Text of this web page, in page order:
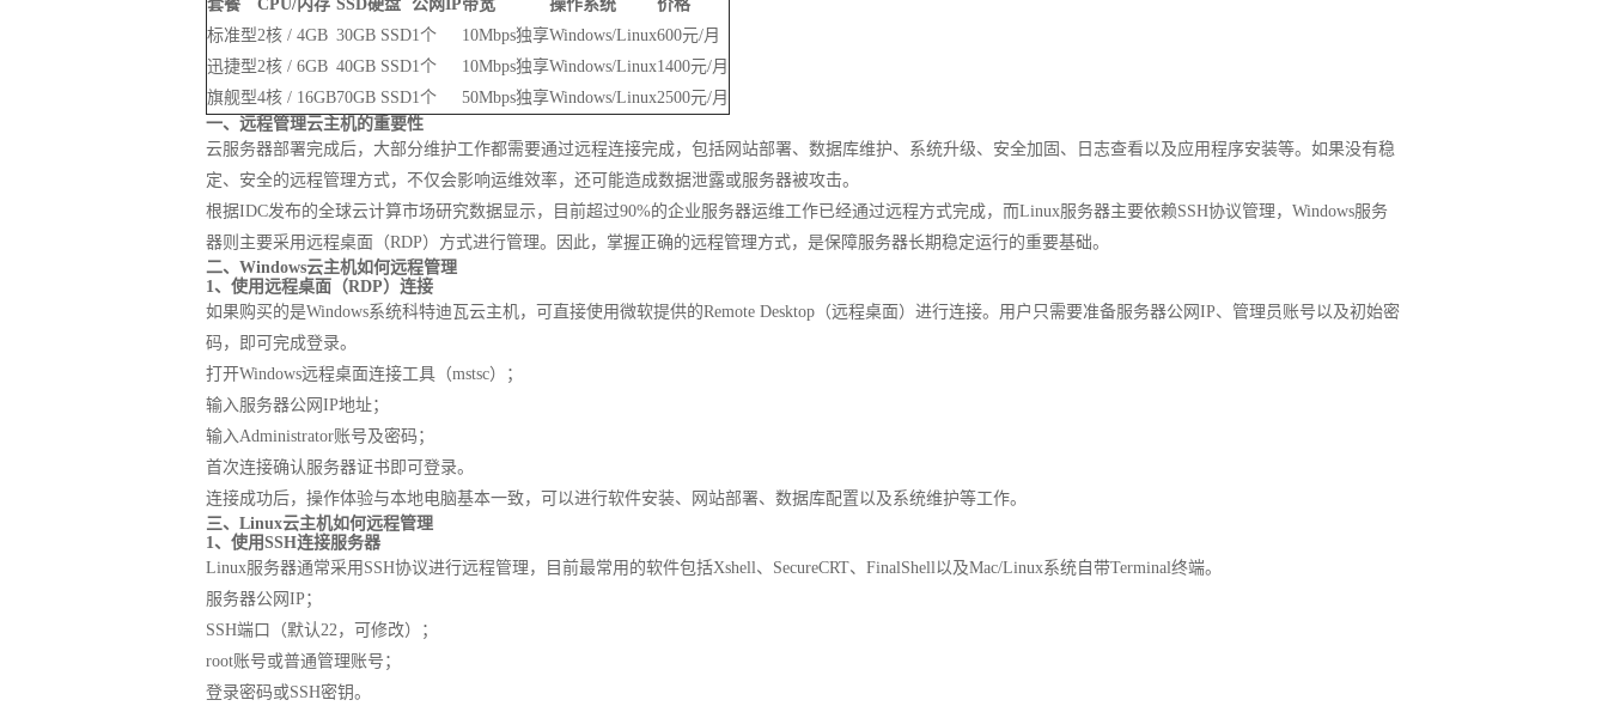
套餐
CPU/内存 SSD硬盘 公网IP带宽 操作系统
价格
标准型2核 / 4GB 30GB SSD1个 10Mbps独享Windows/Linux600元/月
迅捷型2核 / 6GB 40GB SSD1个 10Mbps独享Windows/Linux1400元/月
旗舰型4核 / 16GB70GB SSD1个 50Mbps独享Windows/Linux2500元/月
一、远程管理云主机的重要性
云服务器部署完成后，大部分维护工作都需要通过远程连接完成，包括网站部署、数据库维护、系统升级、安全加固、日志查看以及应用程序安装等。如果没有稳
定、安全的远程管理方式，不仅会影响运维效率，还可能造成数据泄露或服务器被攻击。
根据IDC发布的全球云计算市场研究数据显示，目前超过90%的企业服务器运维工作已经通过远程方式完成，而Linux服务器主要依赖SSH协议管理，Windows服务
器则主要采用远程桌面（RDP）方式进行管理。因此，掌握正确的远程管理方式，是保障服务器长期稳定运行的重要基础。
二、Windows云主机如何远程管理
1、使用远程桌面（RDP）连接
如果购买的是Windows系统科特迪瓦云主机，可直接使用微软提供的Remote Desktop（远程桌面）进行连接。用户只需要准备服务器公网IP、管理员账号以及初始密
码，即可完成登录。
打开Windows远程桌面连接工具（mstsc）；
输入服务器公网IP地址；
输入Administrator账号及密码；
首次连接确认服务器证书即可登录。
连接成功后，操作体验与本地电脑基本一致，可以进行软件安装、网站部署、数据库配置以及系统维护等工作。
三、Linux云主机如何远程管理
1、使用SSH连接服务器
Linux服务器通常采用SSH协议进行远程管理，目前最常用的软件包括Xshell、SecureCRT、FinalShell以及Mac/Linux系统自带Terminal终端。
服务器公网IP；
SSH端口（默认22，可修改）；
root账号或普通管理账号；
登录密码或SSH密钥。